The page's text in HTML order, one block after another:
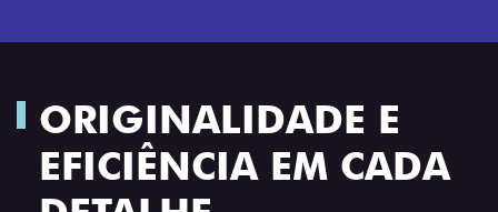
ORIGINALIDADE E
EFICIÊNCIA EM CADA